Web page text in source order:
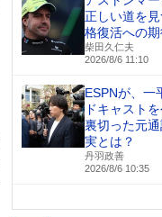
正しい道を
格復活への
柴田久仁夫
2026/8/6 11:10
ESPNが、一
ドキャスト
裏切った元
実とは？
丹羽政善
2026/8/6 10:35